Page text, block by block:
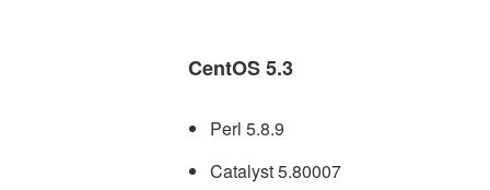
CentOS 5.3
Perl 5.8.9
Catalyst 5.80007